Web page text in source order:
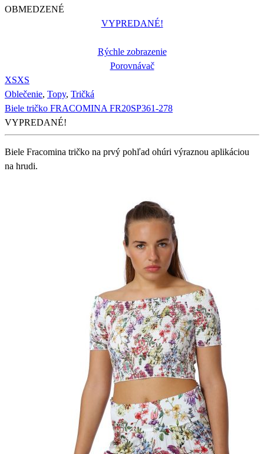
OBMEDZENÉ
VYPREDANÉ!
Rýchle zobrazenie
Porovnávač
XSXS
Oblečenie, Topy, Tričká
Biele tričko FRACOMINA FR20SP361-278
VYPREDANÉ!
Biele Fracomina tričko na prvý pohľad ohúri výraznou aplikáciou
na hrudi.